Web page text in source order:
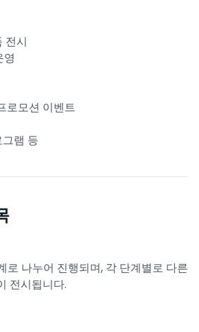
전시
영
로모션 이벤트
램 등
나누어 진행되며, 각 단계별로 다른
전시됩니다.